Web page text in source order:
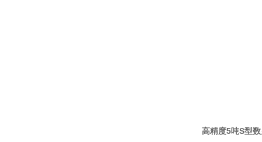
高精度5吨S型